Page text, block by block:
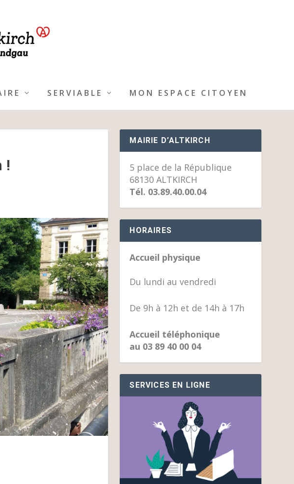
SERVIABLE MON ESPACE CITOYEN
!
MAIRIE D’ALTKIRCH
5 place de la République
68130 ALTKIRCH
Tél. 03.89.40.00.04
HORAIRES
Accueil physique
Du lundi au vendredi
De 9h à 12h et de 14h à 17h
Accueil téléphonique
au 03 89 40 00 04
SERVICES EN LIGNE